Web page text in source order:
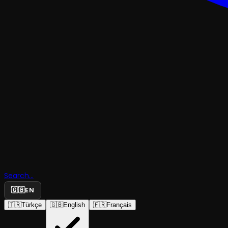
Search...
🇬🇧EN
🇹🇷Türkçe 🇬🇧English 🇫🇷Français
Değil